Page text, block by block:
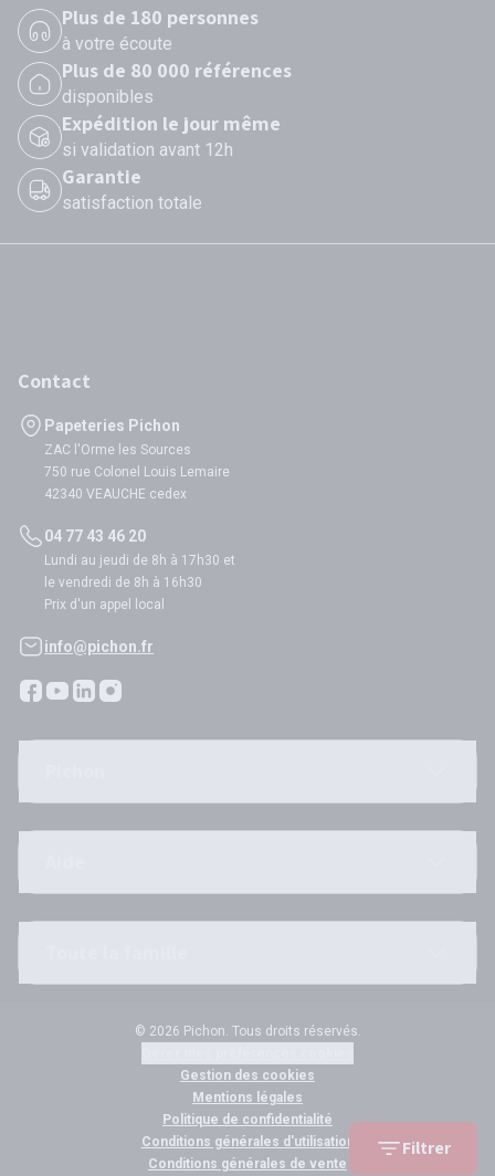
Filtrer
Plus de 180 personnes
à votre écoute
Plus de 80 000 références
disponibles
Expédition le jour même
si validation avant 12h
Garantie
satisfaction totale
Contact
Papeteries Pichon
ZAC l'Orme les Sources
750 rue Colonel Louis Lemaire
42340 VEAUCHE cedex
04 77 43 46 20
Lundi au jeudi de 8h à 17h30 et
le vendredi de 8h à 16h30
Prix d'un appel local
info@pichon.fr
© 2026 Pichon. Tous droits réservés.
Gestion des cookies
Mentions légales
Politique de confidentialité
Conditions générales d'utilisation
Conditions générales de vente